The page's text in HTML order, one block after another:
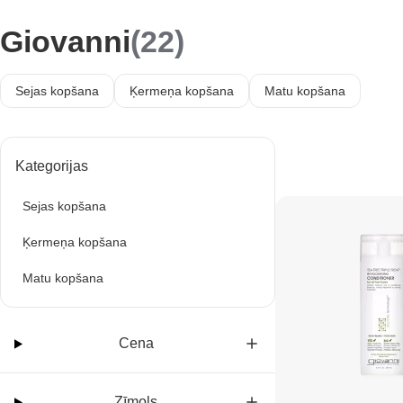
Giovanni(22)
Sejas kopšana Ķermeņa kopšana Matu kopšana
Kategorijas
Sejas kopšana
Ķermeņa kopšana
Matu kopšana
Cena